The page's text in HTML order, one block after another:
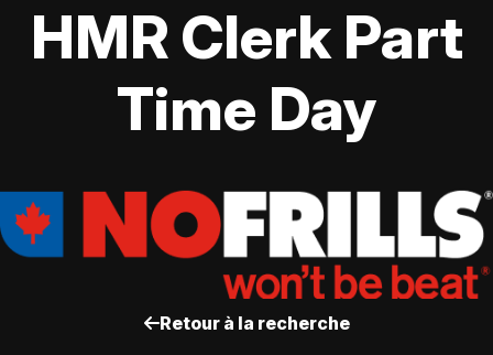
HMR Clerk Part
Time Day
Retour à la recherche